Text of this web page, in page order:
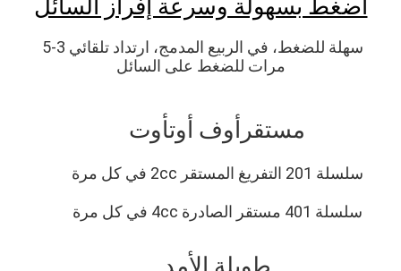
اضغط بسهولة وسرعة إفراز السائل
مرات للضغط على السائل
مستقر أوف أوتأوت
سلسلة 201 التفريغ المستقر 2cc في كل مرة
سلسلة 401 مستقر الصادرة 4cc في كل مرة